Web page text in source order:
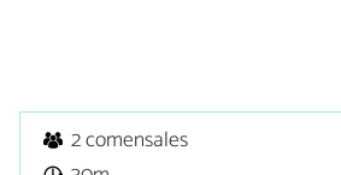
2 comensales